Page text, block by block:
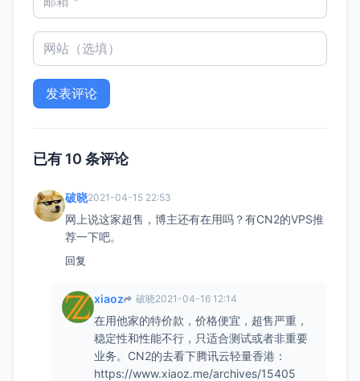
已有 10 条评论
破晓2021-04-15 22:53
网上说这家超售，博主还有在用吗？有CN2的VPS推
荐一下吧。
回复
xiaoz 破晓2021-04-16 12:14
在用他家的特价款，价格便宜，超售严重，
稳定性和性能不行，只适合测试或者非重要
业务。CN2的去看下腾讯云轻量香港：
https://www.xiaoz.me/archives/15405